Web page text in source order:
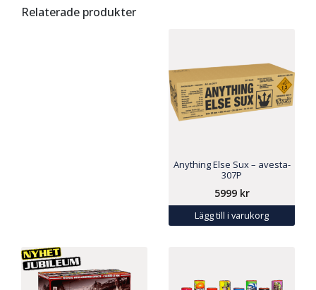
Relaterade produkter
Anything Else Sux – avesta-
307P
5999 kr
Lägg till i varukorg